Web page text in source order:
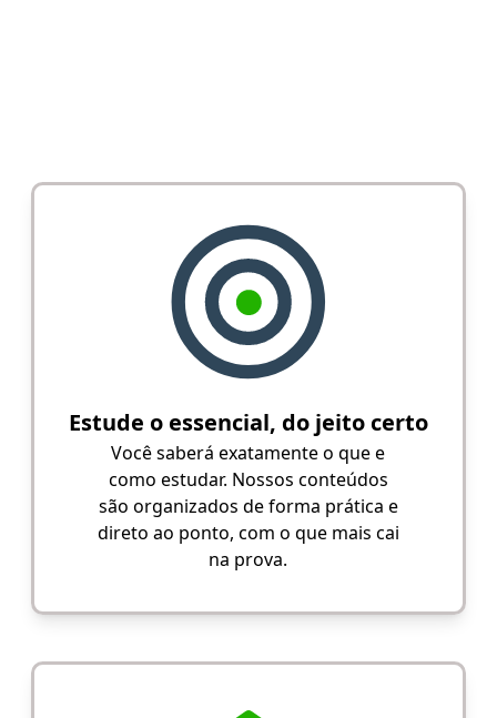
Estude o essencial, do jeito certo
Você saberá exatamente o que e
como estudar. Nossos conteúdos
são organizados de forma prática e
direto ao ponto, com o que mais cai
na prova.